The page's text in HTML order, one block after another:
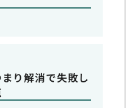
り解消で失敗し